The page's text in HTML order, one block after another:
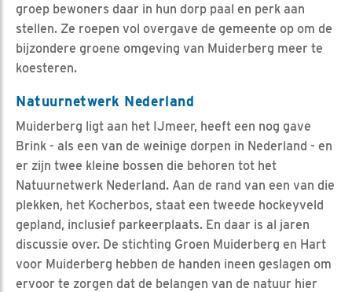
groep bewoners daar in hun dorp paal en perk aan
stellen. Ze roepen vol overgave de gemeente op om de
bijzondere groene omgeving van Muiderberg meer te
koesteren.
Natuurnetwerk Nederland
Muiderberg ligt aan het IJmeer, heeft een nog gave
Brink - als een van de weinige dorpen in Nederland - en
er zijn twee kleine bossen die behoren tot het
Natuurnetwerk Nederland. Aan de rand van een van die
plekken, het Kocherbos, staat een tweede hockeyveld
gepland, inclusief parkeerplaats. En daar is al jaren
discussie over. De stichting Groen Muiderberg en Hart
voor Muiderberg hebben de handen ineen geslagen om
ervoor te zorgen dat de belangen van de natuur hier